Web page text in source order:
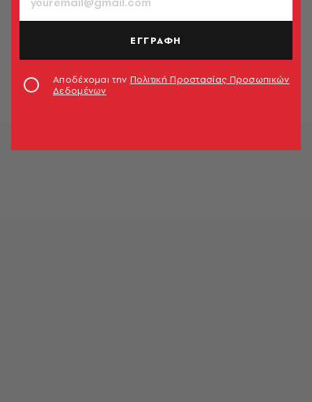
ΑΘΛΗΤΙΣΜΟΣ
Μουντιάλ 2022: Καλούν τη FIFA να
Newsroom
ΕΓΓΡΑΦΗ
Αποδέχομαι την Πολιτική Προστασίας Προσωπικών
Δεδομένων